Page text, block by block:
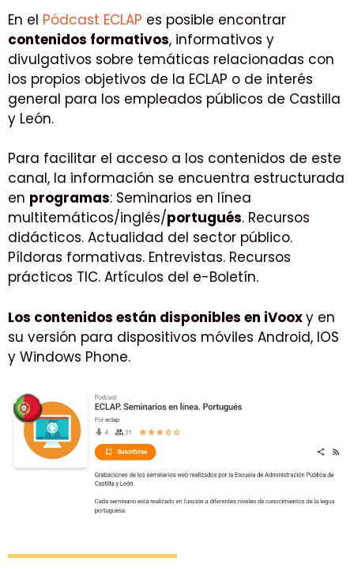
En el Pódcast ECLAP es posible encontrar
contenidos formativos, informativos y
divulgativos sobre temáticas relacionadas con
los propios objetivos de la ECLAP o de interés
general para los empleados públicos de Castilla
y León.
Para facilitar el acceso a los contenidos de este
canal, la información se encuentra estructurada
en programas: Seminarios en línea
multitemáticos/inglés/portugués. Recursos
didácticos. Actualidad del sector público.
Píldoras formativas. Entrevistas. Recursos
prácticos TIC. Artículos del e-Boletín.
Los contenidos están disponibles en iVooxy en
su versión para dispositivos móviles Android, IOS
y Windows Phone.